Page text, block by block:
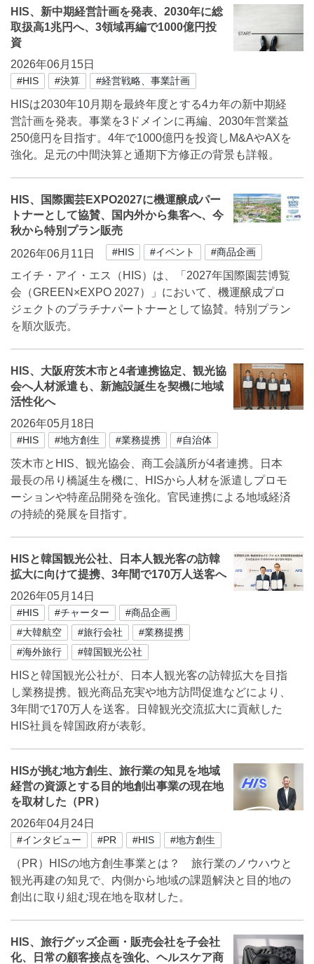
HIS、新中期経営計画を発表、2030年に総
取扱高1兆円へ、3領域再編で1000億円投
資
2026年06月15日
#HIS #決算 #経営戦略、事業計画
HISは2030年10月期を最終年度とする4カ年の新中期経
営計画を発表。事業を3ドメインに再編、2030年営業益
250億円を目指す。4年で1000億円を投資しM&AやAXを
強化。足元の中間決算と通期下方修正の背景も詳報。
HIS、国際園芸EXPO2027に機運醸成パー
トナーとして協賛、国内外から集客へ、今
秋から特別プラン販売
2026年06月11日
#HIS #イベント #商品企画
エイチ・アイ・エス（HIS）は、「2027年国際園芸博覧
会（GREEN×EXPO 2027）」において、機運醸成プロ
ジェクトのプラチナパートナーとして協賛。特別プラン
を順次販売。
HIS、大阪府茨木市と4者連携協定、観光協
会へ人材派遣も、新施設誕生を契機に地域
活性化へ
2026年05月18日
#HIS #地方創生 #業務提携 #自治体
茨木市とHIS、観光協会、商工会議所が4者連携。日本
最長の吊り橋誕生を機に、HISから人材を派遣しプロモ
ーションや特産品開発を強化。官民連携による地域経済
の持続的発展を目指す。
HISと韓国観光公社、日本人観光客の訪韓
拡大に向けて提携、3年間で170万人送客へ
2026年05月14日
#HIS #チャーター
#商品企画
#大韓航空
#旅行会社
#業務提携
#海外旅行
#韓国観光公社
HISと韓国観光公社が、日本人観光客の訪韓拡大を目指
し業務提携。観光商品充実や地方訪問促進などにより、
3年間で170万人を送客。日韓観光交流拡大に貢献した
HIS社員を韓国政府が表彰。
HISが挑む地方創生、旅行業の知見を地域
経営の資源とする目的地創出事業の現在地
を取材した（PR）
2026年04月24日
#インタビュー #PR #HIS #地方創生
（PR）HISの地方創生事業とは？ 旅行業のノウハウと
観光再建の知見で、内側から地域の課題解決と目的地の
創出に取り組む現在地を取材した。
HIS、旅行グッズ企画・販売会社を子会社
化、日常の顧客接点を強化、ヘルスケア商